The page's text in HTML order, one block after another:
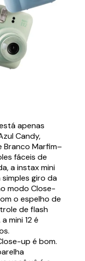
apenas
Candy,
Branco Marfim–
fáceis de
a instax mini
giro da
modo Close-
o espelho de
de flash
mini 12 é
up é bom.